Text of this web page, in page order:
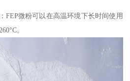
FEP微粉可以在高温环境下长时间使用
。